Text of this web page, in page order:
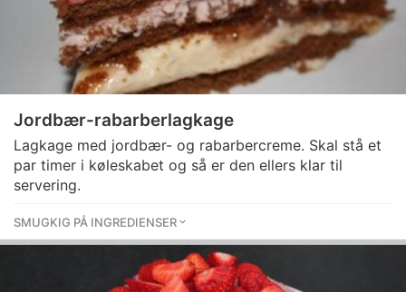
Jordbær-rabarberlagkage
Lagkage med jordbær- og rabarbercreme. Skal stå et
par timer i køleskabet og så er den ellers klar til
servering.
SMUGKIG PÅ INGREDIENSER